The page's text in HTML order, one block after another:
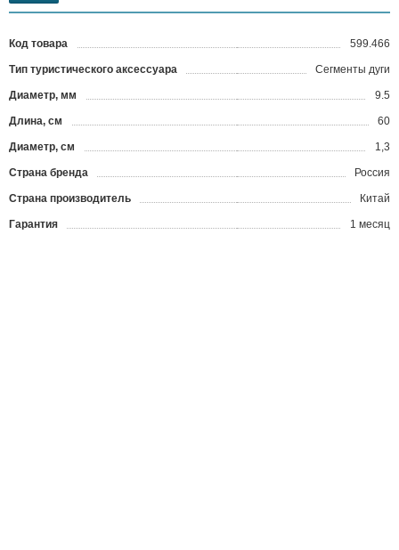
Код товара 599.466
Тип туристического аксессуара Cегменты дуги
Диаметр, мм 9.5
Длина, см 60
Диаметр, см 1,3
Страна бренда Россия
Страна производитель Китай
Гарантия 1 месяц